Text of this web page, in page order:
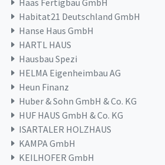
Haas Fertigbau GmbH
Habitat21 Deutschland GmbH
Hanse Haus GmbH
HARTL HAUS
Hausbau Spezi
HELMA Eigenheimbau AG
Heun Finanz
Huber & Sohn GmbH & Co. KG
HUF HAUS GmbH & Co. KG
ISARTALER HOLZHAUS
KAMPA GmbH
KEILHOFER GmbH